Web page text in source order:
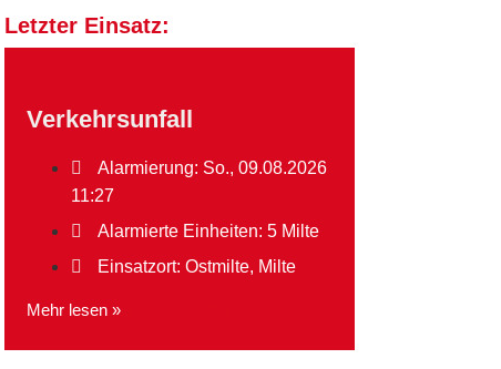
Letzter Einsatz:
Verkehrsunfall
Alarmierung: So., 09.08.2026
11:27
Alarmierte Einheiten: 5 Milte
Einsatzort: Ostmilte, Milte
Mehr lesen »